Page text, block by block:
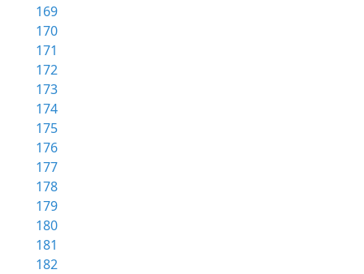
169
170
171
172
173
174
175
176
177
178
179
180
181
182